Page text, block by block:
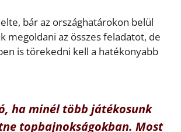
bár az országhatárokon belül
megoldani az összes feladatot, de
is törekedni kell a hatékonyabb
ha minél több játékosunk
topbajnokságokban. Most